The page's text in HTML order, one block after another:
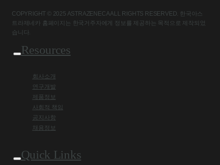
COPYRIGHT © 2025 ASTRAZENECA ALL RIGHTS RESERVED. 한국아스
트라제네카 홈페이지는 한국거주자에게 정보를 제공하는 목적으로 제작되었
습니다.
Resources
회사소개
연구개발
제품정보
사회적 책임
공지사항
채용정보
Quick Links